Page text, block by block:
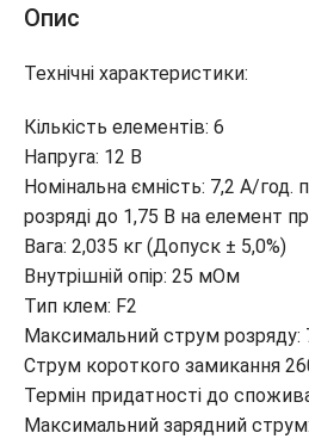
Опис
Технічні характеристики:
Кількість елементів: 6
Напруга: 12 В
Номінальна ємність: 7,2 A/год.
розряді до 1,75 В на елемент
Вага: 2,035 кг (Допуск ± 5,0%)
Внутрішній опір: 25 мОм
Тип клем: F2
Максимальний струм розряду:
Струм короткого замикання
Термін придатності до
Максимальний зарядний